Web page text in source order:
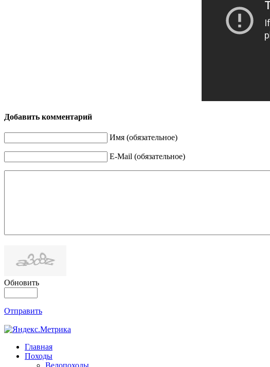
Добавить комментарий
Имя (обязательное)
E-Mail (обязательное)
Обновить
Отправить
Главная
Походы
Велопоходы